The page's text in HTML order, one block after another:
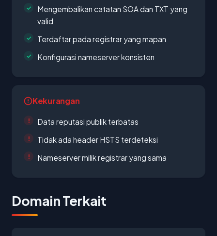
Mengembalikan catatan SOA dan TXT yang
valid
Terdaftar pada registrar yang mapan
Konfigurasi nameserver konsisten
Kekurangan
Data reputasi publik terbatas
Tidak ada header HSTS terdeteksi
Nameserver milik registrar yang sama
Domain Terkait